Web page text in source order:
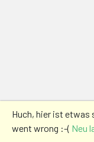
Huch, hier ist etwas
went wrong :-( Neu